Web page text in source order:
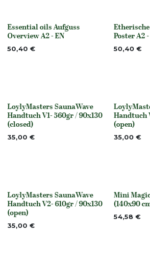
None
Essential oils Aufguss
Overview A2 - EN
50,40 €
None
Poster A2
50,40 €
None
LoylyMasters SaunaWave
Handtuch V1- 560gr / 90x130
(closed)
35,00 €
None
Handtuch
(open)
35,00 €
None
LoylyMasters SaunaWave
Handtuch V2- 610gr / 90x130
(open)
35,00 €
None
Mini
(140x90
54,58 €